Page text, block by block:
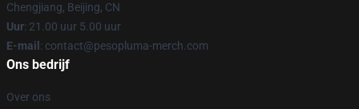
Chengjiang, Beijing, CN
Uur: 21.00 uur 5.00 uur
E-mail : contact@pesopluma-merch.com
Ons bedrijf
Over ons